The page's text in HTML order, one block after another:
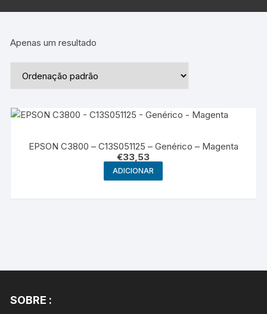
Apenas um resultado
EPSON C3800 – C13S051125 – Genérico – Magenta
€33,53
ADICIONAR
SOBRE :